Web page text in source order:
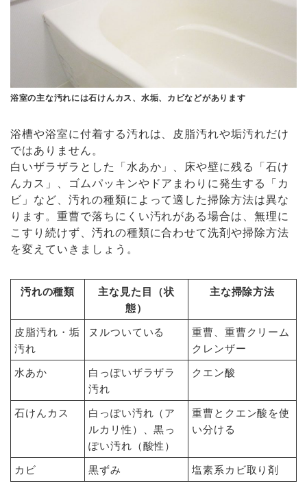
浴室の主な汚れには石けんカス、水垢、カビなどがあります
浴槽や浴室に付着する汚れは、皮脂汚れや垢汚れだけ
ではありません。
白いザラザラとした「水あか」、床や壁に残る「石け
んカス」、ゴムパッキンやドアまわりに発生する「カ
ビ」など、汚れの種類によって適した掃除方法は異な
ります。重曹で落ちにくい汚れがある場合は、無理に
こすり続けず、汚れの種類に合わせて洗剤や掃除方法
を変えていきましょう。
汚れの種類
主な見た目（状
態）
主な掃除方法
皮脂汚れ・垢
汚れ
ヌルついている
重曹、重曹クリーム
クレンザー
水あか
白っぽいザラザラ
汚れ
クエン酸
石けんカス
白っぽい汚れ（ア
ルカリ性）、黒っ
ぽい汚れ（酸性）
重曹とクエン酸を使
い分ける
カビ 黒ずみ 塩素系カビ取り剤